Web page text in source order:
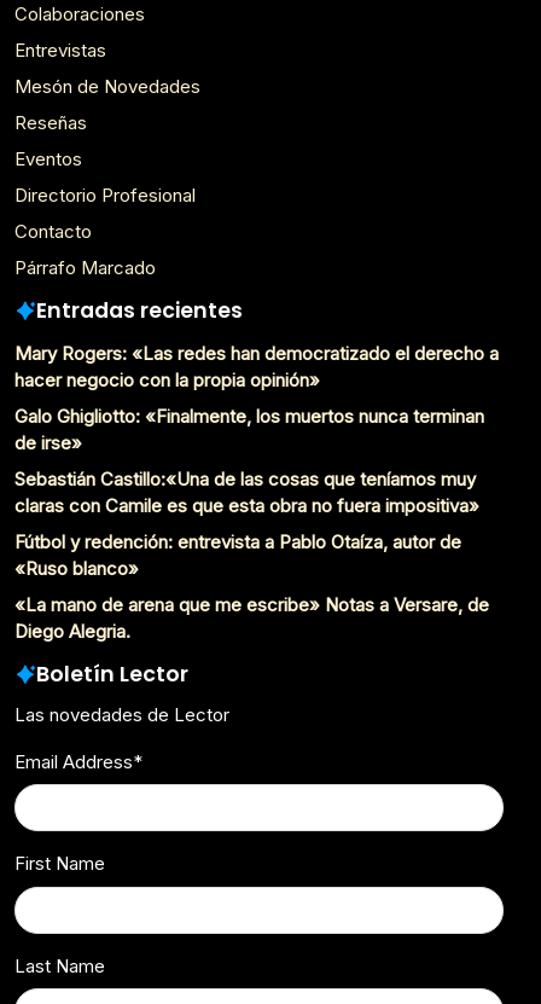
Colaboraciones
Entrevistas
Mesón de Novedades
Reseñas
Eventos
Directorio Profesional
Contacto
Párrafo Marcado
Entradas recientes
Mary Rogers: «Las redes han democratizado el derecho a
hacer negocio con la propia opinión»
Galo Ghigliotto: «Finalmente, los muertos nunca terminan
de irse»
Sebastián Castillo:«Una de las cosas que teníamos muy
claras con Camile es que esta obra no fuera impositiva»
Fútbol y redención: entrevista a Pablo Otaíza, autor de
«Ruso blanco»
«La mano de arena que me escribe» Notas a Versare, de
Diego Alegria.
Boletín Lector
Las novedades de Lector
Email Address*
First Name
Last Name